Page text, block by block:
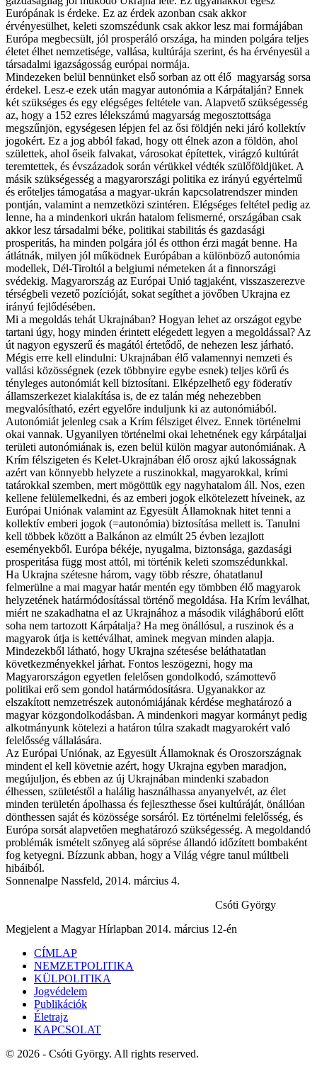
Európának is érdeke. Ez az érdek azonban csak akkor
érvényesülhet, keleti szomszédunk csak akkor lesz mai formájában
Európa megbecsült, jól prosperáló országa, ha minden polgára teljes
életet élhet nemzetisége, vallása, kultúrája szerint, és ha érvényesül a
társadalmi igazságosság európai normája.
Mindezeken belül bennünket első sorban az ott élő magyarság sorsa
érdekel. Lesz-e ezek után magyar autonómia a Kárpátalján? Ennek
két szükséges és egy elégséges feltétele van. Alapvető szükségesség
az, hogy a 152 ezres lélekszámú magyarság megosztottsága
megszűnjön, egységesen lépjen fel az ősi földjén neki járó kollektív
jogokért. Ez a jog abból fakad, hogy ott élnek azon a földön, ahol
születtek, ahol őseik falvakat, városokat építettek, virágzó kultúrát
teremtettek, és évszázadok során vérükkel védték szülőföldjüket. A
másik szükségesség a magyarországi politika ez irányú egyértelmű
és erőteljes támogatása a magyar-ukrán kapcsolatrendszer minden
pontján, valamint a nemzetközi szintéren. Elégséges feltétel pedig az
lenne, ha a mindenkori ukrán hatalom felismerné, országában csak
akkor lesz társadalmi béke, politikai stabilitás és gazdasági
prosperitás, ha minden polgára jól és otthon érzi magát benne. Ha
átlátnák, milyen jól működnek Európában a különböző autonómia
modellek, Dél-Tiroltól a belgiumi németeken át a finnországi
svédekig. Magyarország az Európai Unió tagjaként, visszaszerezve
térségbeli vezető pozícióját, sokat segíthet a jövőben Ukrajna ez
irányú fejlődésében.
Mi a megoldás tehát Ukrajnában? Hogyan lehet az országot egybe
tartani úgy, hogy minden érintett elégedett legyen a megoldással? Az
út nagyon egyszerű és magától értetődő, de nehezen lesz járható.
Mégis erre kell elindulni: Ukrajnában élő valamennyi nemzeti és
vallási közösségnek (ezek többnyire egybe esnek) teljes körű és
tényleges autonómiát kell biztosítani. Elképzelhető egy föderatív
államszerkezet kialakítása is, de ez talán még nehezebben
megvalósítható, ezért egyelőre induljunk ki az autonómiából.
Autonómiát jelenleg csak a Krím félsziget élvez. Ennek történelmi
okai vannak. Ugyanilyen történelmi okai lehetnének egy kárpátaljai
területi autonómiának is, ezen belül külön magyar autonómiának. A
Krím félszigeten és Kelet-Ukrajnában élő orosz ajkú lakosságnak
azért van könnyebb helyzete a ruszinokkal, magyarokkal, krími
tatárokkal szemben, mert mögöttük egy nagyhatalom áll. Nos, ezen
kellene felülemelkedni, és az emberi jogok elkötelezett híveinek, az
Európai Uniónak valamint az Egyesült Államoknak hitet tenni a
kollektív emberi jogok (=autonómia) biztosítása mellett is. Tanulni
kell többek között a Balkánon az elmúlt 25 évben lezajlott
eseményekből. Európa békéje, nyugalma, biztonsága, gazdasági
prosperitása függ most attól, mi történik keleti szomszédunkkal.
Ha Ukrajna szétesne három, vagy több részre, óhatatlanul
felmerülne a mai magyar határ mentén egy tömbben élő magyarok
helyzetének határmódosítással történő megoldása. Ha Krím leválhat,
miért ne szakadhatna el az Ukrajnához a második világháború előtt
soha nem tartozott Kárpátalja? Ha meg önállósul, a ruszinok és a
magyarok útja is kettéválhat, aminek megvan minden alapja.
Mindezekből látható, hogy Ukrajna szétesése beláthatatlan
következményekkel járhat. Fontos leszögezni, hogy ma
Magyarországon egyetlen felelősen gondolkodó, számottevő
politikai erő sem gondol határmódosításra. Ugyanakkor az
elszakított nemzetrészek autonómiájának kérdése meghatározó a
magyar közgondolkodásban. A mindenkori magyar kormányt pedig
alkotmányunk kötelezi a határon túlra szakadt magyarokért való
felelősség vállalására.
Az Európai Uniónak, az Egyesült Államoknak és Oroszországnak
mindent el kell követnie azért, hogy Ukrajna egyben maradjon,
megújuljon, és ebben az új Ukrajnában mindenki szabadon
élhessen, születéstől a halálig használhassa anyanyelvét, az élet
minden területén ápolhassa és fejleszthesse ősei kultúráját, önállóan
dönthessen saját és közössége sorsáról. Ez történelmi felelősség, és
Európa sorsát alapvetően meghatározó szükségesség. A megoldandó
problémák ismételt szőnyeg alá söprése állandó időzített bombaként
fog ketyegni. Bízzunk abban, hogy a Világ végre tanul múltbeli
hibáiból.
Sonnenalpe Nassfeld, 2014. március 4.
Csóti György
Megjelent a Magyar Hírlapban 2014. március 12-én
CÍMLAP
NEMZETPOLITIKA
KÜLPOLITIKA
Jogvédelem
Publikációk
Életrajz
KAPCSOLAT
© 2026 - Csóti György. All rights reserved.